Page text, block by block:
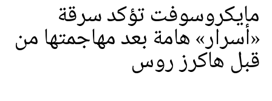
مايكروسوفت تؤكد سرقة
«أسرار» هامة بعد مهاجمتها من
قبل هاكرز روس